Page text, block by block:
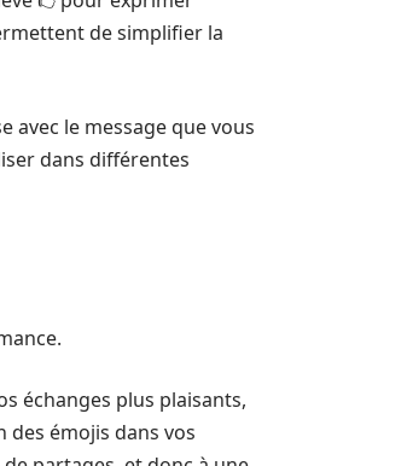
de simplifier la
avec le message que vous
dans différentes
échanges plus plaisants,
des émojis dans vos